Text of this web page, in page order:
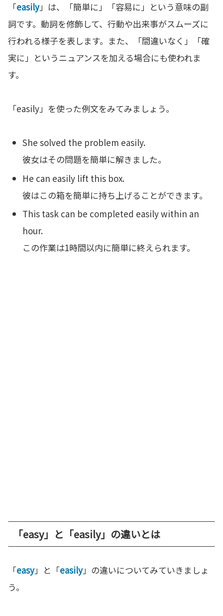
「easily」は、「簡単に」「容易に」という意味の副
詞です。動詞を修飾して、行動や出来事がスムーズに
行われる様子を表します。また、「間違いなく」「確
実に」というニュアンスを加える場合にも使われま
す。
「easily」を使った例文をみてみましょう。
She solved the problem easily.
彼女はその問題を簡単に解きました。
He can easily lift this box.
彼はこの箱を簡単に持ち上げることができます。
This task can be completed easily within an
hour.
この作業は1時間以内に簡単に終えられます。
「easy」と「easily」の違いとは
「easy」と「easily」の違いについてみていきましょ
う。